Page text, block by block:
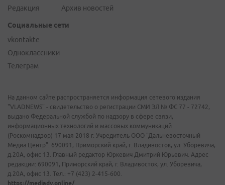
Редакция
Архив новостей
Социальные сети
vkontakte
Одноклассники
Телеграм
На данном сайте распространяется информация сетевого издания
"VLADNEWS" - свидетельство о регистрации СМИ ЭЛ № ФС 77 - 72742,
выдано Федеральной службой по надзору в сфере связи,
информационных технологий и массовых коммуникаций
(Роскомнадзор) 17 мая 2018 г. Учредитель ООО "Дальневосточный
Медиа Центр". 690091, Приморский край, г. Владивосток, ул. Уборевича,
д.20А, офис 13. Главный редактор Юркевич Дмитрий Юрьевич. Адрес
редакции: 690091, Приморский край, г. Владивосток, ул. Уборевича,
д.20А, офис 13. Тел.: +7 (423) 2-415-600.
https://mediadv.online/